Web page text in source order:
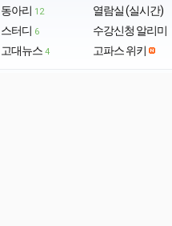
동아리 12
스터디 6
고대뉴스 4
열람실 (실시간)
수강신청 알리미
고파스 위키